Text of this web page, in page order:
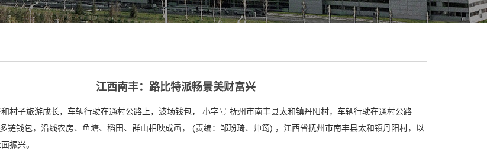
江西南丰：路比特派畅景美财富兴
村子旅游成长，车辆行驶在通村公路上，波场钱包， 小字号 抚州市南丰县太和镇丹阳村，车辆行驶在通村公路
链钱包，沿线农房、鱼塘、稻田、群山相映成画， (责编：邹玢琦、帅筠) ，江西省抚州市南丰县太和镇丹阳村，以
振兴。